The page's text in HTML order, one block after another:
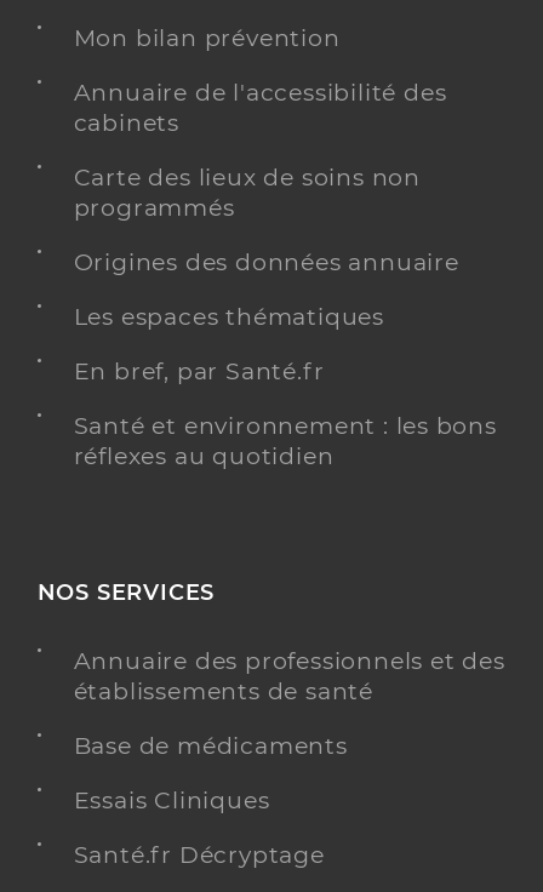
Mon bilan prévention
Annuaire de l'accessibilité des
cabinets
Carte des lieux de soins non
programmés
Origines des données annuaire
Les espaces thématiques
En bref, par Santé.fr
Santé et environnement : les bons
réflexes au quotidien
NOS SERVICES
Annuaire des professionnels et des
établissements de santé
Base de médicaments
Essais Cliniques
Santé.fr Décryptage